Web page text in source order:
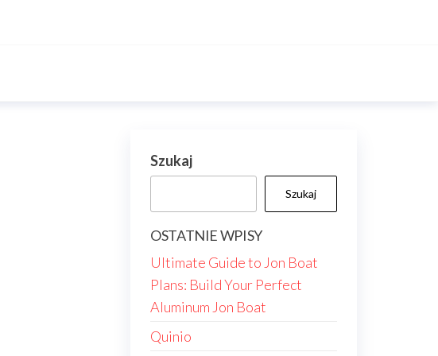
Szukaj
Szukaj
OSTATNIE WPISY
Ultimate Guide to Jon Boat
Plans: Build Your Perfect
Aluminum Jon Boat
Quinio